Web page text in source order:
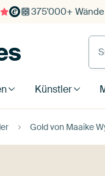
375'000+
Künstler
Gold von Maaike